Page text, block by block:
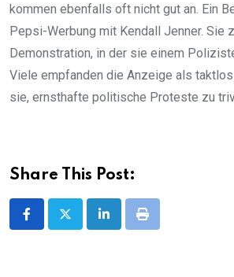
kommen ebenfalls oft nicht gut an. Ein
Pepsi-Werbung mit Kendall Jenner. Sie
Demonstration, in der sie einem
Viele empfanden die Anzeige als
sie, ernsthafte politische Proteste zu
Share This Post:
LinkedInPrint